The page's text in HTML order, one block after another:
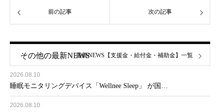
前の記事 次の記事
その他の最新NEWS
2026.08.10
睡眠モニタリングデバイス「Wellnee Sleep」 が国…
2026.08.10
最新NEWS【支援金・給付金・補助金】一覧